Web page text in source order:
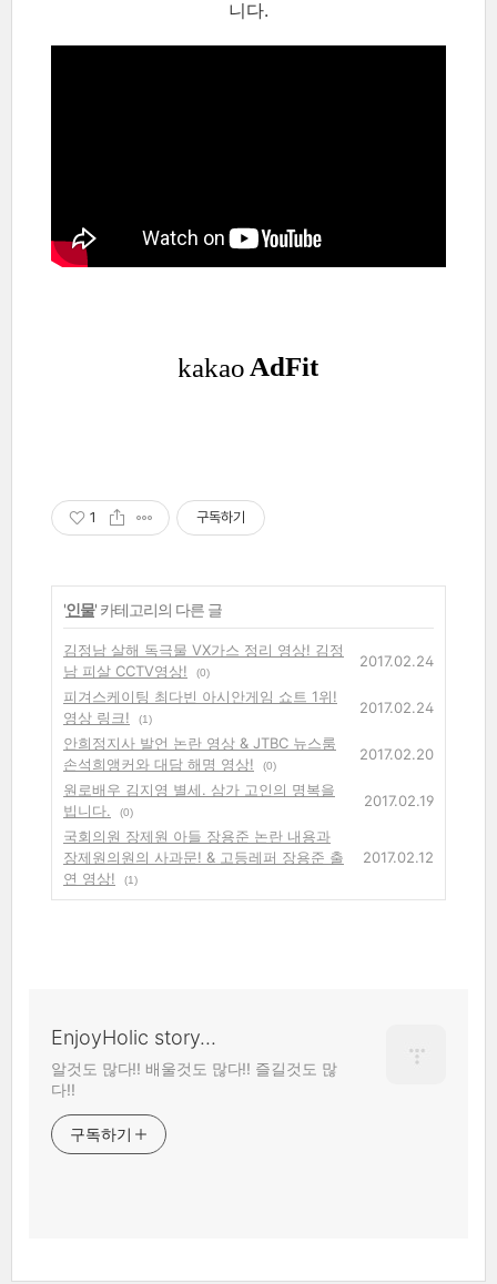
니다.
1 구독하기
'인물' 카테고리의 다른 글
김정남 살해 독극물 VX가스 정리 영상! 김정
남 피살 CCTV영상!
(0)
2017.02.24
피겨스케이팅 최다빈 아시안게임 쇼트 1위!
영상 링크!
(1)
2017.02.24
안희정지사 발언 논란 영상 & JTBC 뉴스룸
손석희앵커와 대담 해명 영상!
(0)
2017.02.20
원로배우 김지영 별세. 삼가 고인의 명복을
빕니다.
(0)
2017.02.19
국회의원 장제원 아들 장용준 논란 내용과
장제원의원의 사과문! & 고등레퍼 장용준 출
연 영상!
(1)
2017.02.12
EnjoyHolic story...
알것도 많다!! 배울것도 많다!! 즐길것도 많
다!!
구독하기